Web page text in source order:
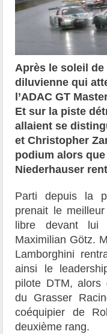
Après le soleil de
diluvienne qui
l’ADAC GT
Et sur la piste
allaient se
et Christopher
podium alors
Niederhauser
Parti depuis la
prenait le
libre devant
Maximilian Götz.
Lamborghini
ainsi le
pilote DTM, alors
du Grasser
coéquipier de
deuxième rang.